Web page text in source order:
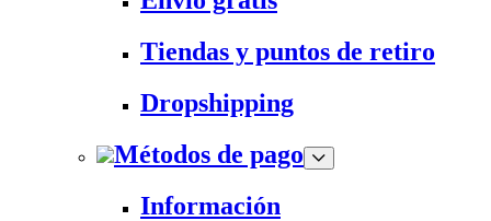
Tiendas y puntos de retiro
Dropshipping
Métodos de pago
Información